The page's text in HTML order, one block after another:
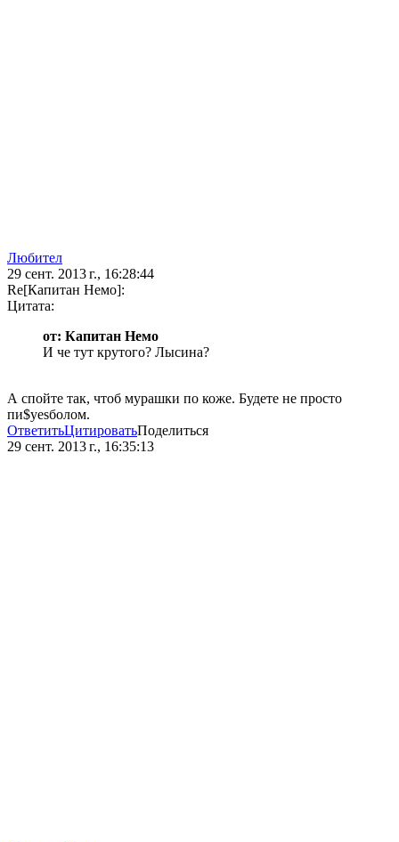
Любител
29 сент. 2013 г., 16:28:44
Re[Капитан Немо]:
Цитата:
от: Капитан Немо
И че тут крутого? Лысина?
А спойте так, чтоб мурашки по коже. Будете не просто
пи$yesболом.
ОтветитьЦитироватьПоделиться
29 сент. 2013 г., 16:35:13